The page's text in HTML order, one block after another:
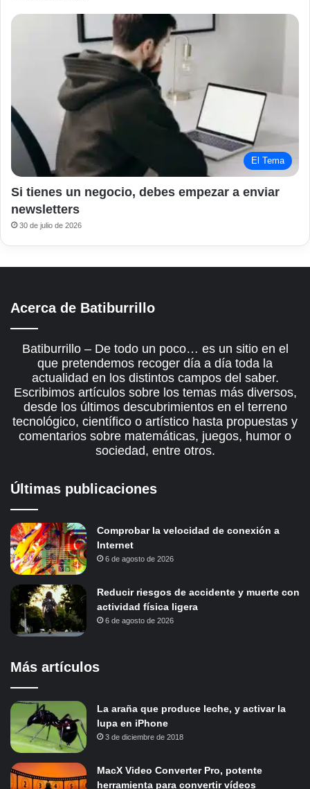
El Tema
Si tienes un negocio, debes empezar a enviar
newsletters
30 de julio de 2026
Acerca de Batiburrillo
Batiburrillo – De todo un poco… es un sitio en el
que pretendemos recoger día a día toda la
actualidad en los distintos campos del saber.
Escribimos artículos sobre los temas más diversos,
desde los últimos descubrimientos en el terreno
tecnológico, científico o artístico hasta propuestas y
comentarios sobre matemáticas, juegos, humor o
sociedad, entre otros.
Últimas publicaciones
Comprobar la velocidad de conexión a
Internet
6 de agosto de 2026
Reducir riesgos de accidente y muerte con
actividad física ligera
6 de agosto de 2026
Más artículos
La araña que produce leche, y activar la
lupa en iPhone
3 de diciembre de 2018
MacX Video Converter Pro, potente
herramienta para convertir vídeos